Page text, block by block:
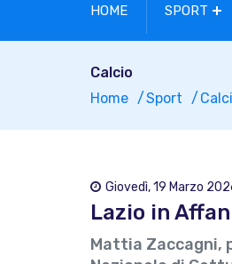
HOME SPORT
Calcio
Home
Sport
Giovedì, 19 Marzo
Lazio in
Mattia Zaccagni,